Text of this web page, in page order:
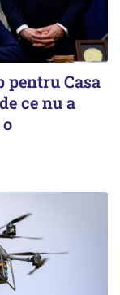
pentru Casa
ce nu a